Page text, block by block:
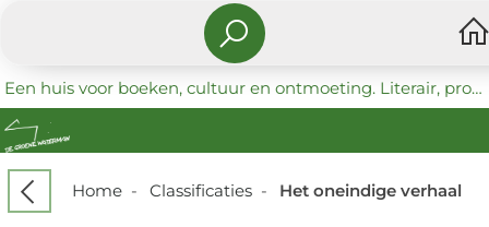
Een huis voor boeken, cultuur en ontmoeting. Literair, progressief en coöperatief.
Home- Classificaties- Het oneindige verhaal